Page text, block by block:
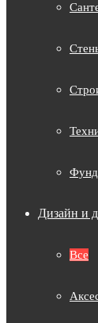
Дизайн и
Все